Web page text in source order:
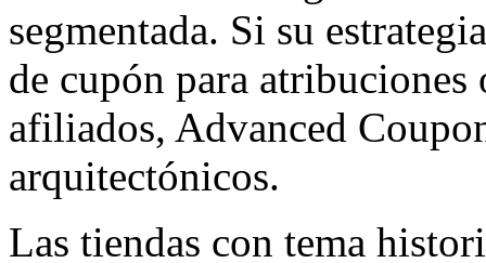
segmentada. Si su
de cupón para atribuciones
afiliados, Advanced
arquitectónicos.
Las tiendas con tema